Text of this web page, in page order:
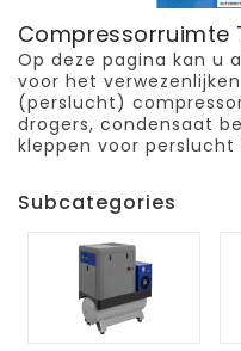
Compressorruimte
Op deze pagina kan u
voor het
(perslucht)
drogers, condensaat
kleppen voor perslucht
Subcategories